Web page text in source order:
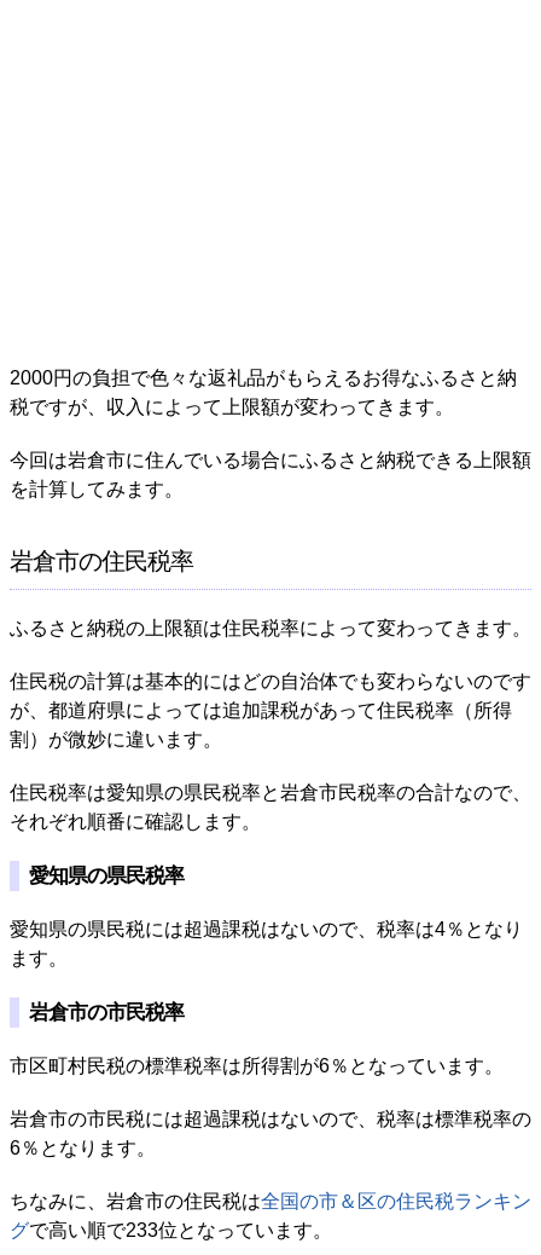
2000円の負担で色々な返礼品がもらえるお得なふるさと納
税ですが、収入によって上限額が変わってきます。
今回は岩倉市に住んでいる場合にふるさと納税できる上限額
を計算してみます。
岩倉市の住民税率
ふるさと納税の上限額は住民税率によって変わってきます。
住民税の計算は基本的にはどの自治体でも変わらないのです
が、都道府県によっては追加課税があって住民税率（所得
割）が微妙に違います。
住民税率は愛知県の県民税率と岩倉市民税率の合計なので、
それぞれ順番に確認します。
愛知県の県民税率
愛知県の県民税には超過課税はないので、税率は4％となり
ます。
岩倉市の市民税率
市区町村民税の標準税率は所得割が6％となっています。
岩倉市の市民税には超過課税はないので、税率は標準税率の
6％となります。
ちなみに、岩倉市の住民税は全国の市＆区の住民税ランキン
グで高い順で233位となっています。